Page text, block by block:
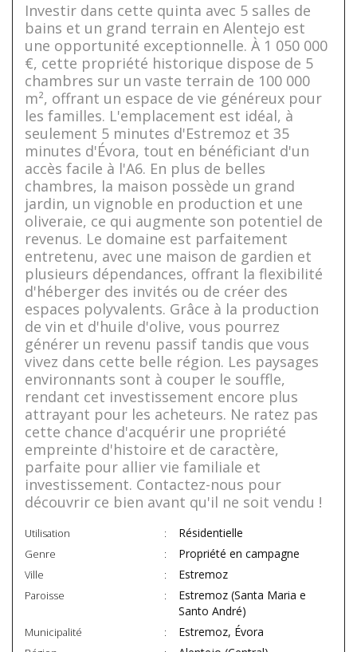
Investir dans cette quinta avec 5 salles de
bains et un grand terrain en Alentejo est
une opportunité exceptionnelle. À 1 050 000
€, cette propriété historique dispose de 5
chambres sur un vaste terrain de 100 000
m², offrant un espace de vie généreux pour
les familles. L'emplacement est idéal, à
seulement 5 minutes d'Estremoz et 35
minutes d'Évora, tout en bénéficiant d'un
accès facile à l'A6. En plus de belles
chambres, la maison possède un grand
jardin, un vignoble en production et une
oliveraie, ce qui augmente son potentiel de
revenus. Le domaine est parfaitement
entretenu, avec une maison de gardien et
plusieurs dépendances, offrant la flexibilité
d'héberger des invités ou de créer des
espaces polyvalents. Grâce à la production
de vin et d'huile d'olive, vous pourrez
générer un revenu passif tandis que vous
vivez dans cette belle région. Les paysages
environnants sont à couper le souffle,
rendant cet investissement encore plus
attrayant pour les acheteurs. Ne ratez pas
cette chance d'acquérir une propriété
empreinte d'histoire et de caractère,
parfaite pour allier vie familiale et
investissement. Contactez-nous pour
découvrir ce bien avant qu'il ne soit vendu !
Utilisation Résidentielle
Genre Propriété en campagne
Ville Estremoz
Paroisse
Estremoz (Santa Maria e
Santo André)
Municipalité Estremoz, Évora